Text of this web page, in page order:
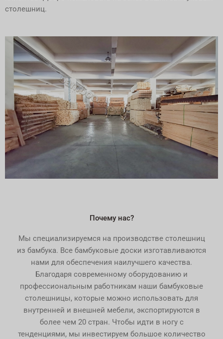
столешниц.
Почему нас?
Мы специализируемся на производстве столешниц
из бамбука. Все бамбуковые доски изготавливаются
нами для обеспечения наилучшего качества.
Благодаря современному оборудованию и
профессиональным работникам наши бамбуковые
столешницы, которые можно использовать для
внутренней и внешней мебели, экспортируются в
более чем 20 стран. Чтобы идти в ногу с
тенденциями, мы инвестируем большое количество